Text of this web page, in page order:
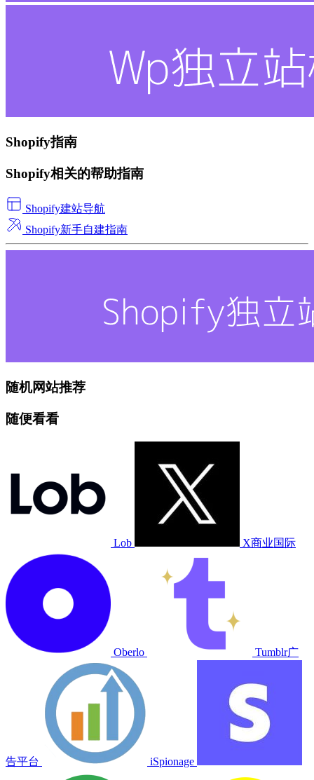
Shopify指南
Shopify相关的帮助指南
Shopify建站导航
Shopify新手自建指南
随机网站推荐
随便看看
Lob X商业国际
Oberlo Tumblr广
告平台 iSpionage